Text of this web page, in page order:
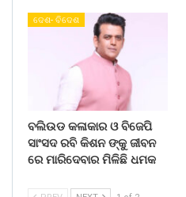
ଦେଶ- ବିଦେଶ
ବଲିଉଡ କଳାକାର ଓ ବିଜେପି
ସାଂସଦ ରବି କିଶନ ଙ୍କୁ ଜୀବନ
ରେ ମାରିଦେବାର ମିଳିଛି ଧମକ